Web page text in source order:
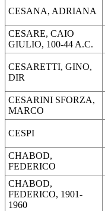
CESANA, ADRIANA
CESARE, CAIO
GIULIO, 100-44 A.C.
CESARETTI, GINO,
DIR
CESARINI SFORZA,
MARCO
CESPI
CHABOD,
FEDERICO
CHABOD,
FEDERICO, 1901-
1960